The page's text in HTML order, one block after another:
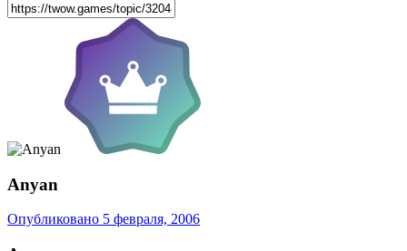
Anyan
Опубликовано 5 февраля, 2006